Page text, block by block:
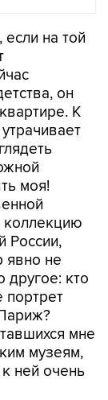
на той
он
К
моя!
коллекцию
России,
явно не
другое: кто
портрет
мне
музеям,
к ней очень